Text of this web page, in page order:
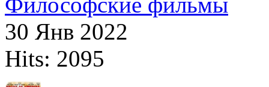
30 Янв 2022
Hits: 2095